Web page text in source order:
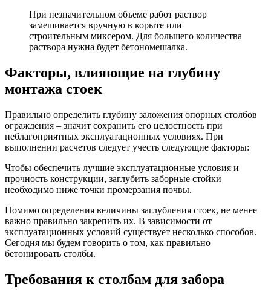
При незначительном объеме работ раствор
замешивается вручную в корыте или
строительным миксером. Для большего количества
раствора нужна будет бетономешалка.
Факторы, влияющие на глубину
монтажа стоек
Правильно определить глубину заложения опорных столбов
ограждения – значит сохранить его целостность при
неблагоприятных эксплуатационных условиях. При
выполнении расчетов следует учесть следующие факторы:
Чтобы обеспечить лучшие эксплуатационные условия и
прочность конструкции, заглубить заборные стойки
необходимо ниже точки промерзания почвы.
Помимо определения величины заглубления стоек, не менее
важно правильно закрепить их. В зависимости от
эксплуатационных условий существует несколько способов.
Сегодня мы будем говорить о том, как правильно
бетонировать столбы.
Требования к столбам для забора